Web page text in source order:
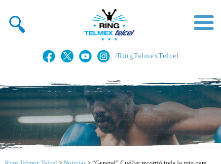
/RingTelmexTelcel